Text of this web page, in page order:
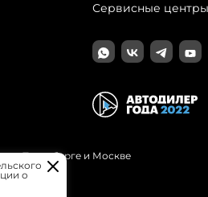
Сервисные
Петербурге и Москве
о